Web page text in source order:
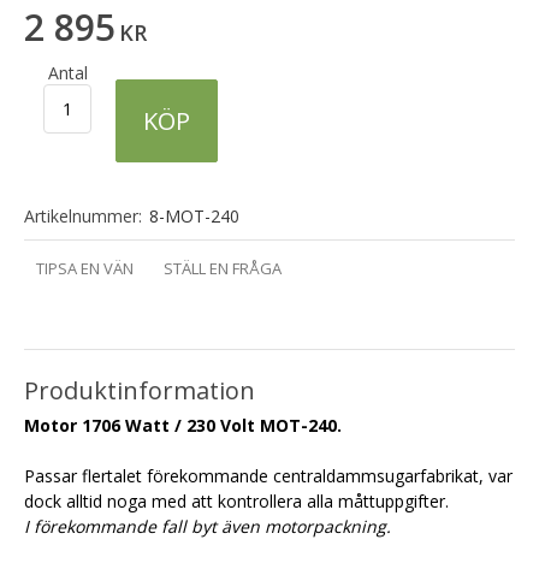
2 895 KR
Antal
KÖP
Artikelnummer: 8-MOT-240
TIPSA EN VÄN STÄLL EN FRÅGA
Produktinformation
Motor 1706 Watt / 230 Volt MOT-240.
Passar flertalet förekommande centraldammsugarfabrikat, var
dock alltid noga med att kontrollera alla måttuppgifter.
I förekommande fall byt även motorpackning.